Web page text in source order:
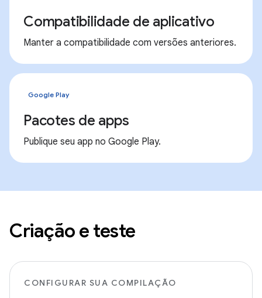
Compatibilidade de aplicativo
Manter a compatibilidade com versões anteriores.
Google Play
Pacotes de apps
Publique seu app no Google Play.
Criação e teste
CONFIGURAR SUA COMPILAÇÃO